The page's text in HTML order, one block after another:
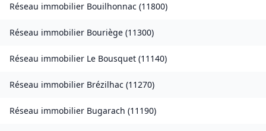
Réseau immobilier Bouilhonnac (11800)
Réseau immobilier Bouriège (11300)
Réseau immobilier Le Bousquet (11140)
Réseau immobilier Brézilhac (11270)
Réseau immobilier Bugarach (11190)